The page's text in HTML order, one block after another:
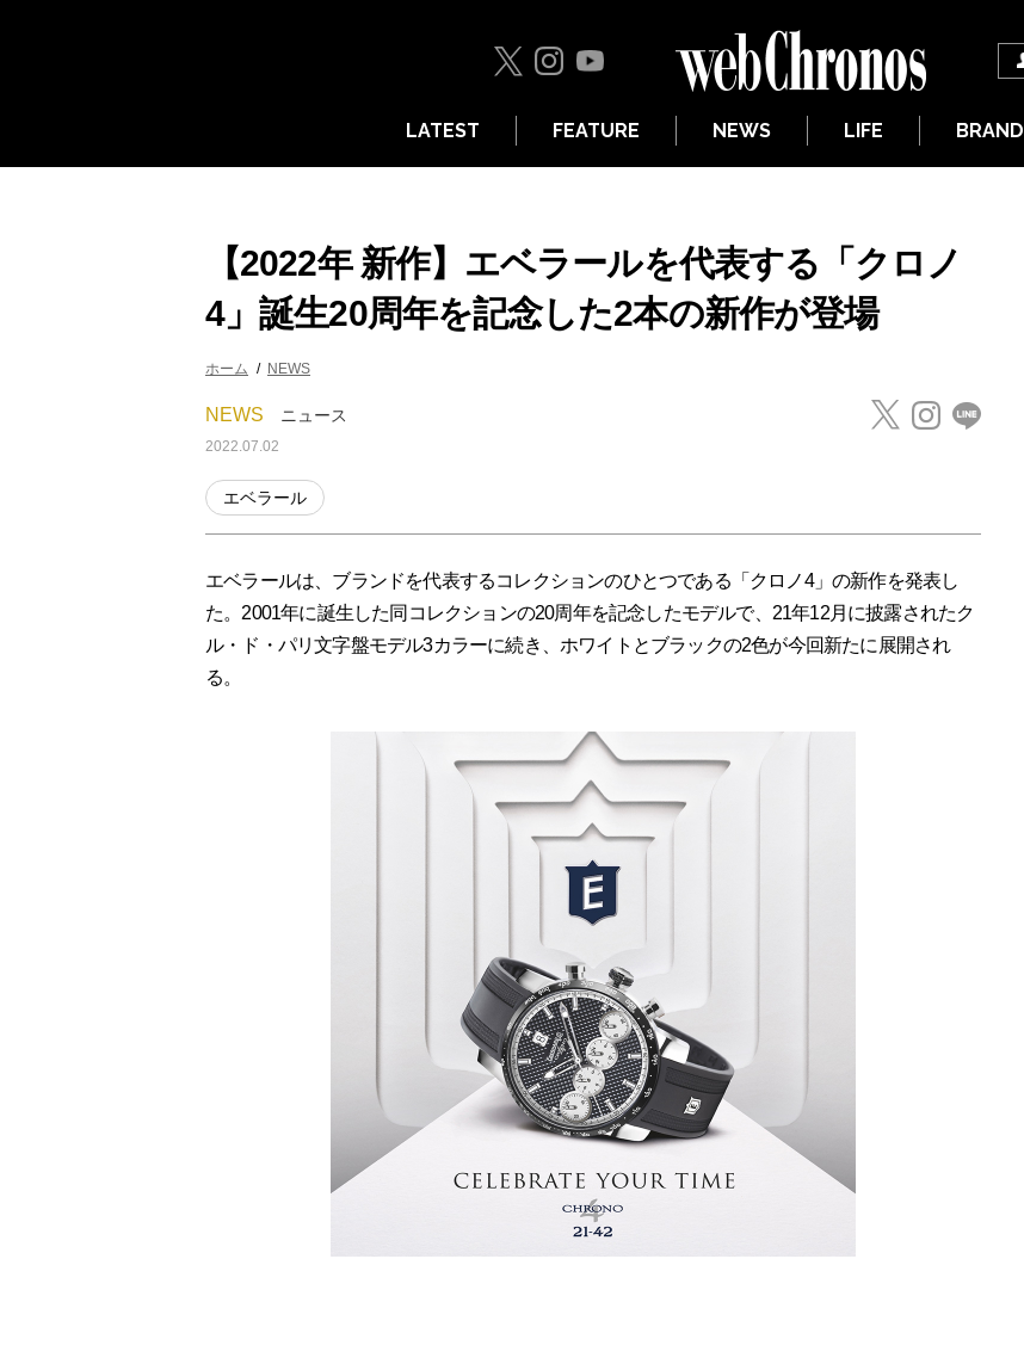
LATEST FEATURE NEWS LIFE BRAND
【2022年 新作】エベラールを代表する「クロノ
4」誕生20周年を記念した2本の新作が登場
ホーム NEWS
NEWS ニュース
2022.07.02
エベラール
エベラールは、ブランドを代表するコレクションのひとつである「クロノ4」の新作を発表し
た。2001年に誕生した同コレクションの20周年を記念したモデルで、21年12月に披露されたク
ル・ド・パリ文字盤モデル3カラーに続き、ホワイトとブラックの2色が今回新たに展開され
る。